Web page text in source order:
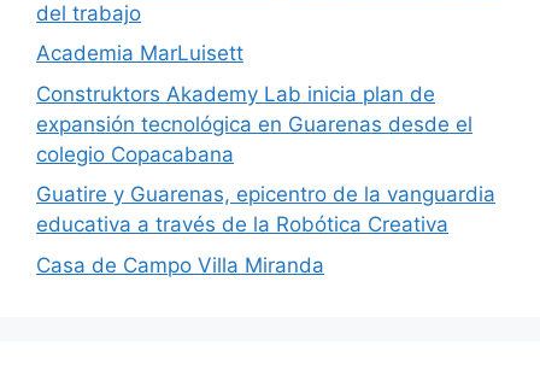
del trabajo
Academia MarLuisett
Construktors Akademy Lab inicia plan de
expansión tecnológica en Guarenas desde el
colegio Copacabana
Guatire y Guarenas, epicentro de la vanguardia
educativa a través de la Robótica Creativa
Casa de Campo Villa Miranda